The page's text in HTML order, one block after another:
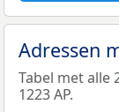
Adressen
Tabel met alle
1223 AP.